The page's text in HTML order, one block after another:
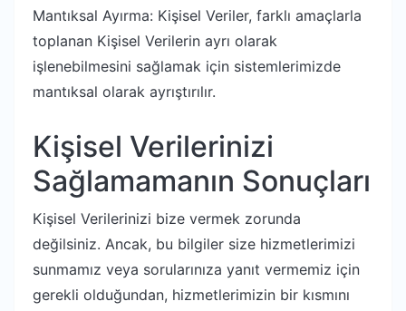
Mantıksal Ayırma: Kişisel Veriler, farklı amaçlarla
toplanan Kişisel Verilerin ayrı olarak
işlenebilmesini sağlamak için sistemlerimizde
mantıksal olarak ayrıştırılır.
Kişisel Verilerinizi
Sağlamamanın Sonuçları
Kişisel Verilerinizi bize vermek zorunda
değilsiniz. Ancak, bu bilgiler size hizmetlerimizi
sunmamız veya sorularınıza yanıt vermemiz için
gerekli olduğundan, hizmetlerimizin bir kısmını